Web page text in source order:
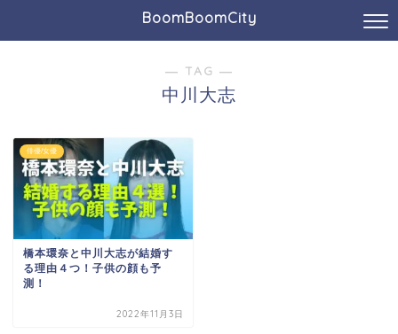
BoomBoomCity
― TAG ―
中川大志
俳優/女優
橋本環奈と中川大志が結婚す
る理由４つ！子供の顔も予
測！
2022年11月3日